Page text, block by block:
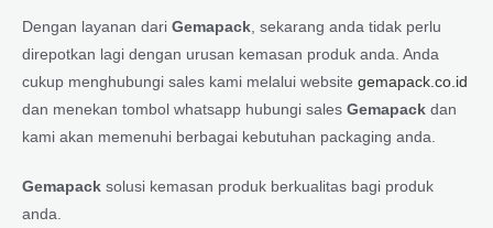
Dengan layanan dari Gemapack , sekarang anda tidak perlu
direpotkan lagi dengan urusan kemasan produk anda. Anda
cukup menghubungi sales kami melalui website gemapack.co.id
dan menekan tombol whatsapp hubungi sales Gemapack dan
kami akan memenuhi berbagai kebutuhan packaging anda.
Gemapack solusi kemasan produk berkualitas bagi produk
anda.